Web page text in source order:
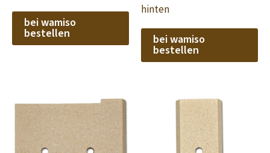
bei wamiso
bestellen
hinten
bei wamiso
bestellen